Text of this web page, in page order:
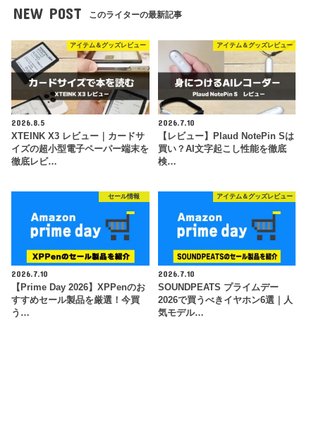
NEW POST このライターの最新記事
アイテム＆グッズレビュー
2026.8.5
XTEINK X3 レビュー｜カードサ
イズの超小型電子ペーパー端末を
徹底レビ…
アイテム＆グッズレビュー
2026.7.10
【レビュー】Plaud NotePin Sは
買い？AI文字起こし性能を徹底
検…
セール情報
2026.7.10
【Prime Day 2026】XPPenのお
すすめセール製品を厳選！今買
う…
アイテム＆グッズレビュー
2026.7.10
SOUNDPEATS プライムデー
2026で買うべきイヤホン6選｜人
気モデル…